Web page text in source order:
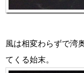
風は相変わらずで湾
てくる始末。